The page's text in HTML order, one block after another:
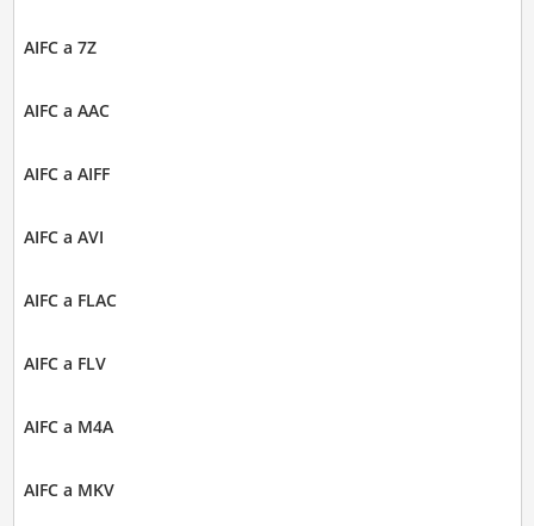
AIFC a 7Z
AIFC a AAC
AIFC a AIFF
AIFC a AVI
AIFC a FLAC
AIFC a FLV
AIFC a M4A
AIFC a MKV